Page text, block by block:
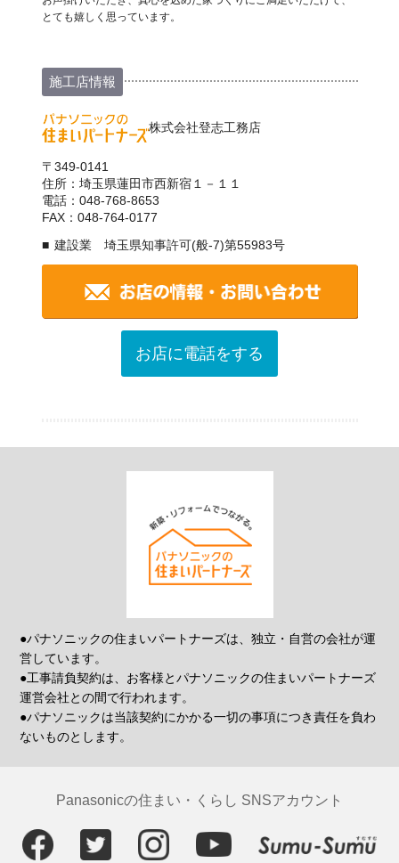
とても嬉しく思っています。
施工店情報
株式会社登志工務店
〒349-0141
住所：埼玉県蓮田市西新宿１－１１
電話：048-768-8653
FAX：048-764-0177
建設業 埼玉県知事許可(般-7)第55983号
お店に電話をする
●パナソニックの住まいパートナーズは、独立・自営の会社が運
営しています。
●工事請負契約は、お客様とパナソニックの住まいパートナーズ
運営会社との間で行われます。
●パナソニックは当該契約にかかる一切の事項につき責任を負わ
ないものとします。
Panasonicの住まい・くらし SNSアカウント